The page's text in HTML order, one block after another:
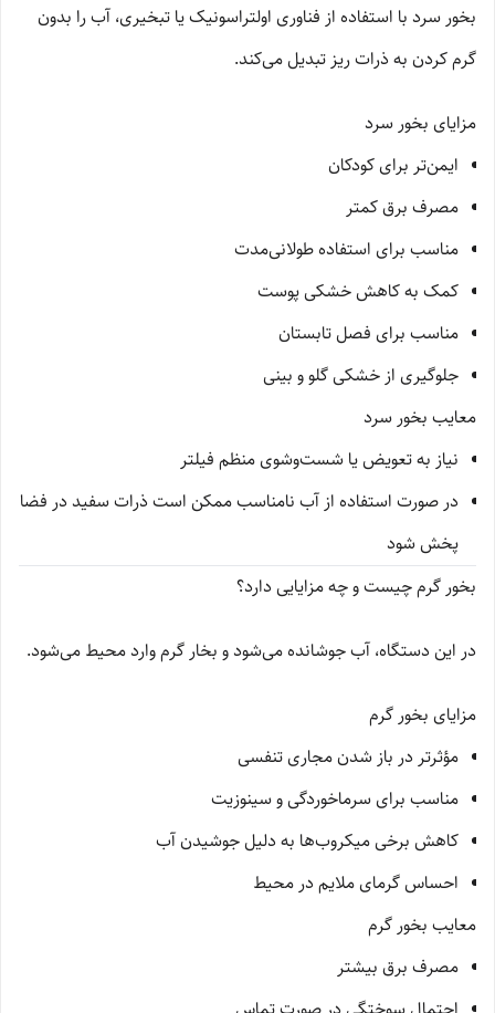
بخور سرد با استفاده از فناوری اولتراسونیک یا تبخیری، آب را بدون
گرم کردن به ذرات ریز تبدیل می‌کند.
مزایای بخور سرد
ایمن‌تر برای کودکان
مصرف برق کمتر
مناسب برای استفاده طولانی‌مدت
کمک به کاهش خشکی پوست
مناسب برای فصل تابستان
جلوگیری از خشکی گلو و بینی
معایب بخور سرد
نیاز به تعویض یا شست‌وشوی منظم فیلتر
در صورت استفاده از آب نامناسب ممکن است ذرات سفید در فضا
پخش شود
بخور گرم چیست و چه مزایایی دارد؟
در این دستگاه، آب جوشانده می‌شود و بخار گرم وارد محیط می‌شود.
مزایای بخور گرم
مؤثرتر در باز شدن مجاری تنفسی
مناسب برای سرماخوردگی و سینوزیت
کاهش برخی میکروب‌ها به دلیل جوشیدن آب
احساس گرمای ملایم در محیط
معایب بخور گرم
مصرف برق بیشتر